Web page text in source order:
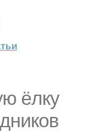
ёлку